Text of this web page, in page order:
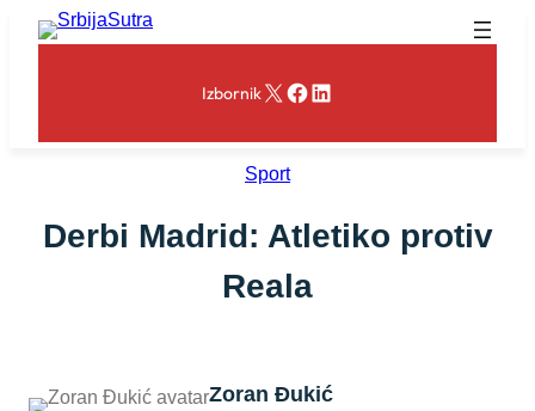
Skoči
IzbornikX Facebook
LinkedIn
Sport
Derbi Madrid: Atletiko protiv
Reala
Zoran Đukić